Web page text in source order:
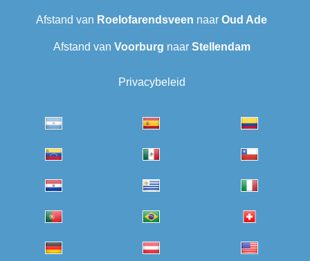
Afstand van Roelofarendsveen naar Oud Ade
Afstand van Voorburg naar Stellendam
Privacybeleid